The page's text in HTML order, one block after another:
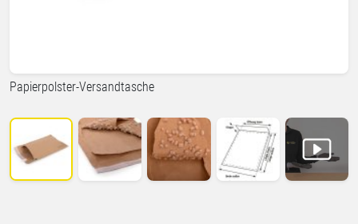
Papierpolster-Versandtasche